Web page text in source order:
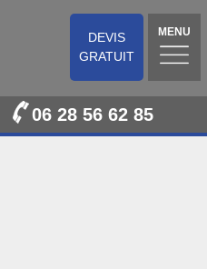
DEVIS
GRATUIT
MENU
06 28 56 62 85